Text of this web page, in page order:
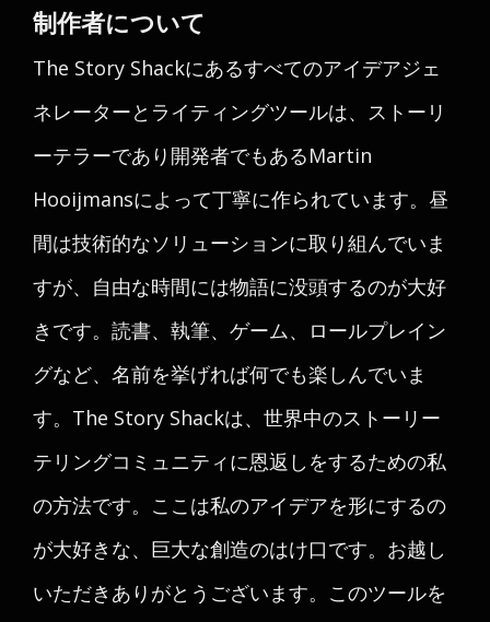
制作者について
The Story Shackにあるすべてのアイデアジェ
ネレーターとライティングツールは、ストーリ
ーテラーであり開発者でもあるMartin
Hooijmansによって丁寧に作られています。昼
間は技術的なソリューションに取り組んでいま
すが、自由な時間には物語に没頭するのが大好
きです。読書、執筆、ゲーム、ロールプレイン
グなど、名前を挙げれば何でも楽しんでいま
す。The Story Shackは、世界中のストーリー
テリングコミュニティに恩返しをするための私
の方法です。ここは私のアイデアを形にするの
が大好きな、巨大な創造のはけ口です。お越し
いただきありがとうございます。このツールを